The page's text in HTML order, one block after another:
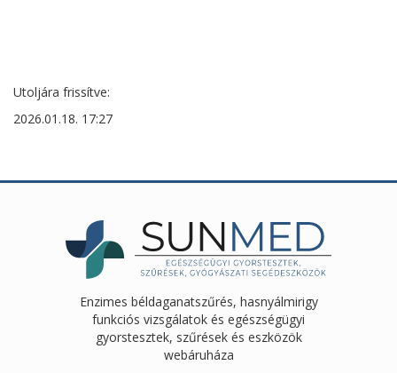
Utoljára frissítve:
2026.01.18. 17:27
Enzimes béldaganatszűrés, hasnyálmirigy
funkciós vizsgálatok és egészségügyi
gyorstesztek, szűrések és eszközök
webáruháza